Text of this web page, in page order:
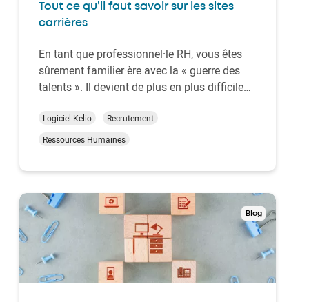
Tout ce qu’il faut savoir sur les sites
carrières
En tant que professionnel·le RH, vous êtes
sûrement familier·ère avec la « guerre des
talents ». Il devient de plus en plus difficile
de poser leur candidature afin de faire partie
de vos collaborateurs. Il faut parfois se
Logiciel Kelio
Recrutement
Ressources Humaines
Blog